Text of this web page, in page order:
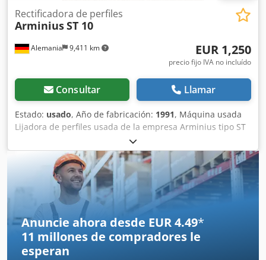
Alemania 9,411 km
Rectificadora de perfiles
ArminiusST 10
EUR 1,250
precio fijo IVA no incluído
Consultar Llamar
Estado: usado, Año de fabricación: 1991, Máquina usada
Lijadora de perfiles usada de la empresa Arminius tipo ST
10 Año de construcción: 1991 No. de matrícula: 0-290-02-
1567 Codpfx Aew I Unkjgqsrf Potencia del motor: 1,1 kW
Ajuste del husillo: 0° - 135 Superficie de la mesa: 1000 x
800 mm sin objetos visibles en la superficie de la mesa
Disponibilidad: a corto plazo Localización: Röllbach
Anuncie ahora desde EUR 4.49*
11 millones de compradores le
esperan